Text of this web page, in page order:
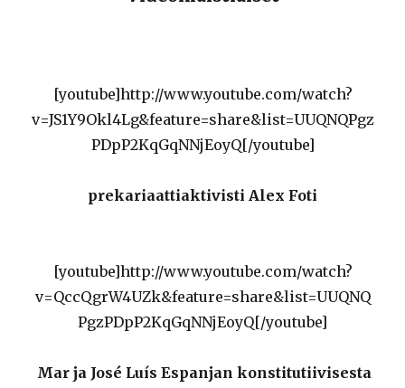
[youtube]http://www.youtube.com/watch?
v=JS1Y9Okl4Lg&feature=share&list=UUQNQPgz
PDpP2KqGqNNjEoyQ[/youtube]
prekariaattiaktivisti Alex Foti
[youtube]http://www.youtube.com/watch?
v=QccQgrW4UZk&feature=share&list=UUQNQ
PgzPDpP2KqGqNNjEoyQ[/youtube]
Mar ja José Luís Espanjan konstitutiivisesta